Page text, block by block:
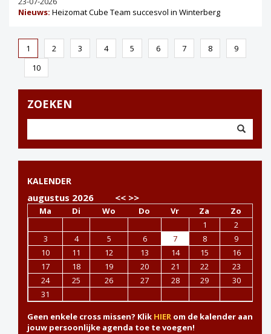
Nieuws: Heizomat Cube Team succesvol in Winterberg
1 2 3 4 5 6 7 8
9
10
ZOEKEN
KALENDER
augustus 2026 << >>
Ma Di Wo Do Vr Za
Zo
1
2
3
4 5 6 7 8
9
10
11 12 13 14 15
16
17
18 19 20 21 22
23
24
25 26 27 28 29
30
31
Geen enkele cross missen? Klik HIER om de kalender aan
jouw persoonlijke agenda toe te voegen!